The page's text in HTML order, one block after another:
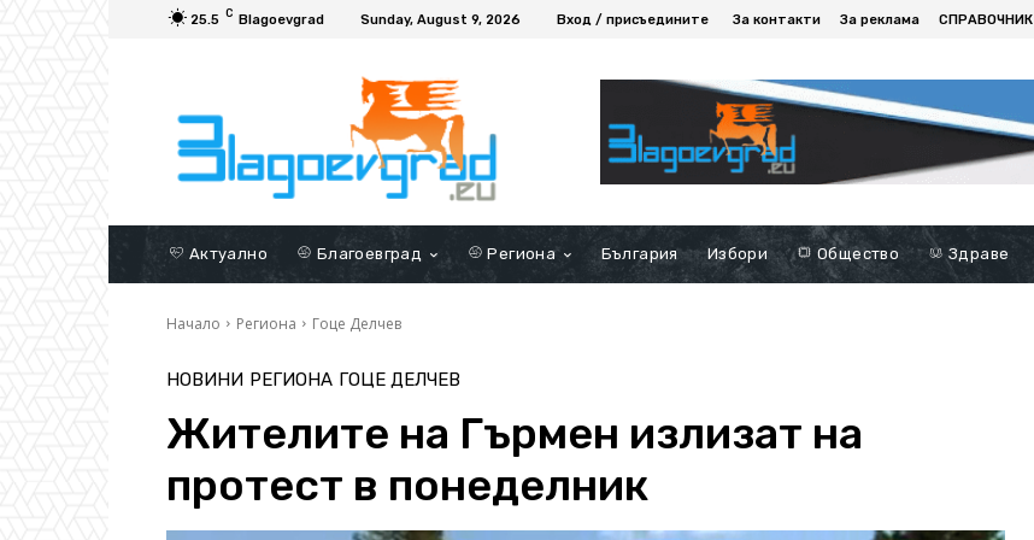
25.5 C Blagoevgrad Sunday, August 9, 2026 Вход / присъедините За контакти За реклама СПРАВОЧНИК
Актуално Благоевград Региона България Избори Общество Здраве
Начало Региона Гоце Делчев
НОВИНИ РЕГИОНА ГОЦЕ ДЕЛЧЕВ
Жителите на Гърмен излизат на
протест в понеделник